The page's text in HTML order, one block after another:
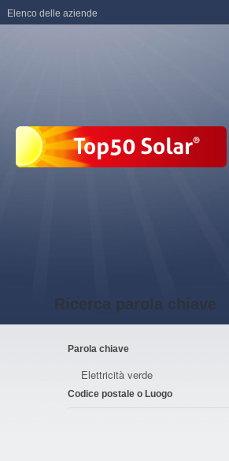
Ricerca parola chiave
Parola chiave
Codice postale o Luogo
Elenco delle aziende